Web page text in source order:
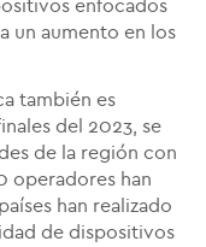
enfocados
un aumento en los
también es
del 2023, se
de la región con
operadores han
han realizado
de dispositivos